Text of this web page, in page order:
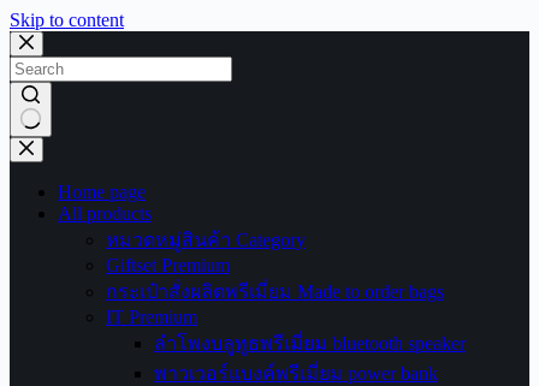
Skip to content
No
results
Home page
All products
หมวดหมู่สินค้า Category
Giftset Premium
กระเป๋าสั่งผลิตพรีเมี่ยม Made to order bags
IT Premium
ลำโพงบลูทูธพรีเมี่ยม bluetooth speaker
พาวเวอร์แบงค์พรีเมี่ยม power bank